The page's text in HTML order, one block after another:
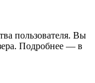
пользователя. Вы
Подробнее — в